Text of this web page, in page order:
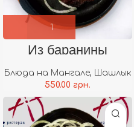
Из баранины
Блюда на Мангале, Шашлык
550.00 грн.